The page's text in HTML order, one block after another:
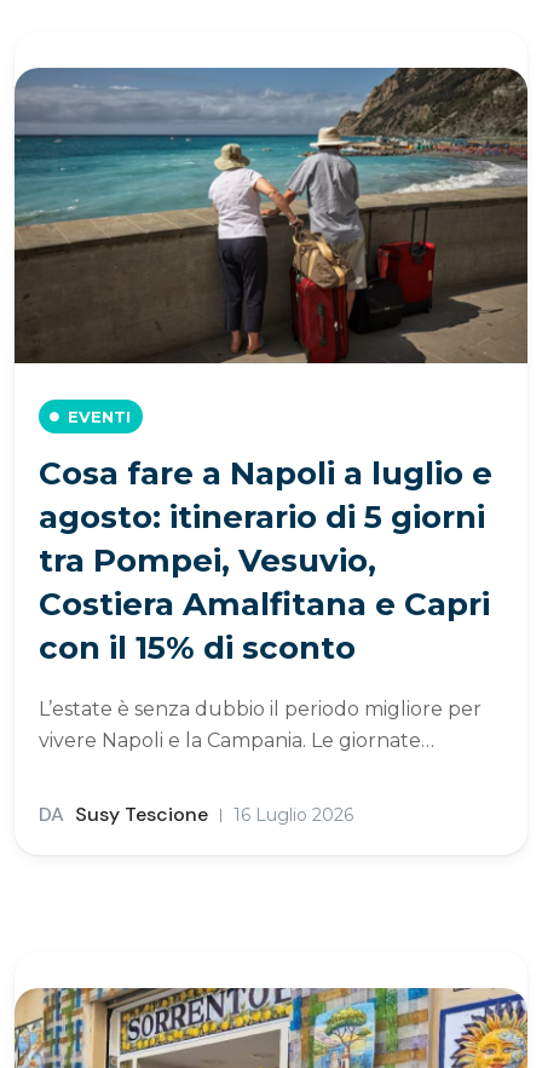
EVENTI
Cosa fare a Napoli a luglio e
agosto: itinerario di 5 giorni
tra Pompei, Vesuvio,
Costiera Amalfitana e Capri
con il 15% di sconto
L’estate è senza dubbio il periodo migliore per
vivere Napoli e la Campania. Le giornate…
DA Susy Tescione 16 Luglio 2026